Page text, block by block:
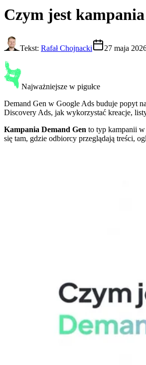
Czym jest
Tekst: Rafał Chojnacki 27 maja
Najważniejsze w pigułce
Demand Gen w Google Ads buduje popyt
Discovery Ads, jak wykorzystać kreacje,
Kampania Demand Gen to typ kampanii w
się tam, gdzie odbiorcy przeglądają treści,